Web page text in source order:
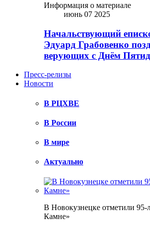
Информация о материале
июнь 07 2025
Начальствующий
Эдуард Грабовенко
верующих с Днём
Пресс-релизы
Новости
В РЦХВЕ
В России
В мире
Актуально
В Новокузнецке отметили 95-
Камне»